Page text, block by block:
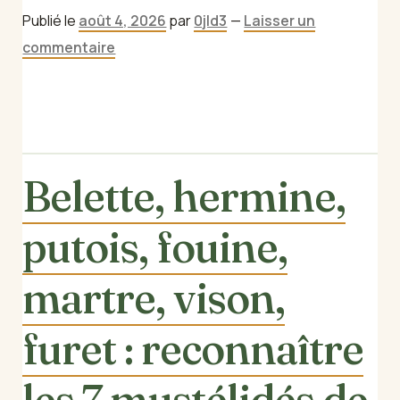
Blog
Contaminants et polluants aquatiques
De quoi s’agit-il ?
Fédérations Régionales de Défense contre
les Organismes Nuisibles (Fredon)
Publié le août 4, 2026 par0jld3 — Laisser un
commentaire
Belette, hermine,
putois, fouine,
martre, vison,
furet : reconnaître